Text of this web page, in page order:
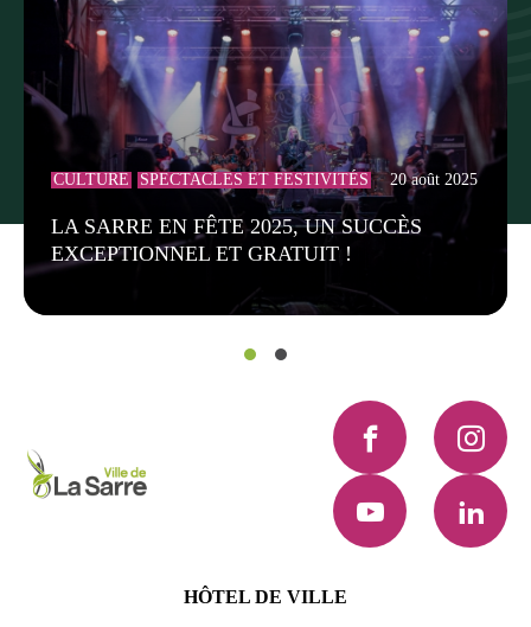
CULTURE SPECTACLES ET FESTIVITÉS 20 août 2025
LA SARRE EN FÊTE 2025, UN SUCCÈS
EXCEPTIONNEL ET GRATUIT !
HÔTEL DE VILLE
Facebook
YouTube